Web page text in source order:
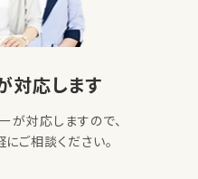
対応します
が対応しますので、
ご相談ください。